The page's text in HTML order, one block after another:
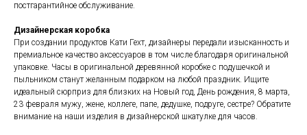
постгарантийное обслуживание.
Дизайнерская коробка
При создании продуктов Кати Гехт, дизайнеры передали изысканность и
премиальное качество аксессуаров в том числе благодаря оригинальной
упаковке. Часы в оригинальной деревянной коробке с подушечкой и
пыльником станут желанным подарком на любой праздник. Ищите
идеальный сюрприз для близких на Новый год, День рождения, 8 марта,
23 февраля мужу, жене, коллеге, папе, дедушке, подруге, сестре? Обратите
внимание на наши изделия в дизайнерской шкатулке для часов.